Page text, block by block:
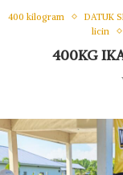
400 kilogram DATUK
licin
400KG